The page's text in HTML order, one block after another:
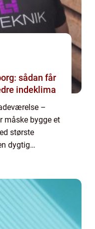
sådan får
indeklima
–
måske bygge et
største
dygtig